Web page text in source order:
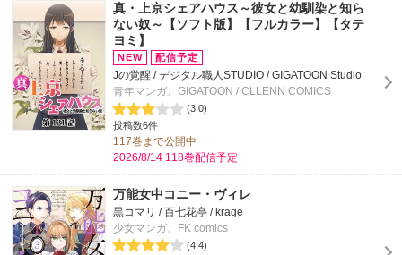
真・上京シェアハウス～彼女と幼馴染と知ら
ない奴～【ソフト版】【フルカラー】【タテ
ヨミ】
Jの覚醒 / デジタル職人STUDIO / GIGATOON Studio
青年マンガ、GIGATOON / CLLENN COMICS
(3.0)
投稿数6件
117巻まで公開中
2026/8/14 118巻配信予定
万能女中コニー・ヴィレ
黒コマリ / 百七花亭 / krage
少女マンガ、FK comics
(4.4)